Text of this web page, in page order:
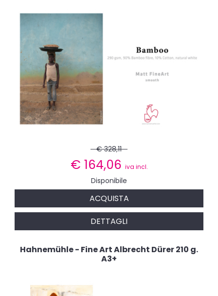
€ 328,11
€ 164,06 iva incl.
Disponibile
ACQUISTA
DETTAGLI
Hahnemühle - Fine Art Albrecht Dürer 210 g.
A3+